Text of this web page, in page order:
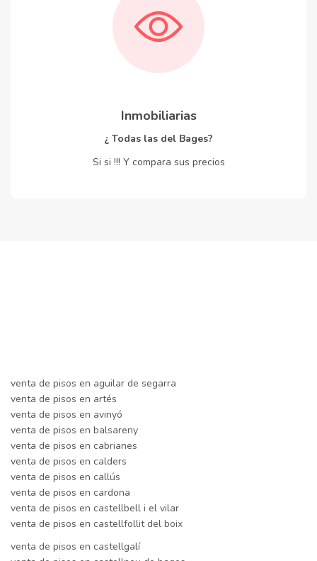
Inmobiliarias
¿ Todas las del Bages?
Si si !!! Y compara sus precios
venta de pisos en aguilar de segarra
venta de pisos en artés
venta de pisos en avinyó
venta de pisos en balsareny
venta de pisos en cabrianes
venta de pisos en calders
venta de pisos en callús
venta de pisos en cardona
venta de pisos en castellbell i el vilar
venta de pisos en castellfollit del boix
venta de pisos en castellgalí